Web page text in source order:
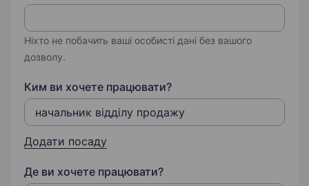
Ніхто не побачить ваші особисті дані без вашого
дозволу.
Ким ви хочете працювати?
Додати посаду
Де ви хочете працювати?